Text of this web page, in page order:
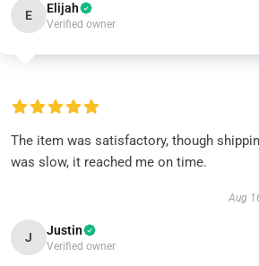
E Elijah
Verified owner
The item was satisfactory, though
was slow, it reached me on time.
Aug
J Justin
Verified owner